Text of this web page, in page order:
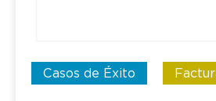
Casos de Éxito